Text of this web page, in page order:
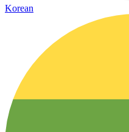
Korean